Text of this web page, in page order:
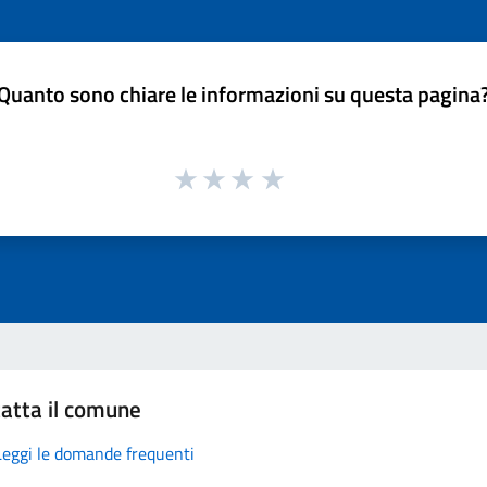
sono chiare le informazioni su questa
il comune
le domande frequenti